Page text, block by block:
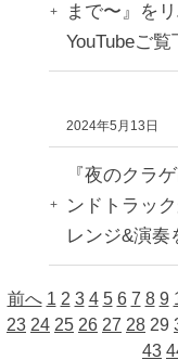
まで〜』を
YouTubeご覧
2024年5月13日
『夜のクラ
ンドトラッ
レンジ&演奏
前へ 1 2 3 4 5 6 7 8 9
23 24 25 26 27 28 29
43